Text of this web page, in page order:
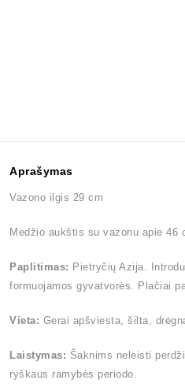
Aprašymas
Vazono ilgis 29 cm
Medžio aukštis su vazonu apie 46
Paplitimas: Pietryčių Azija.
formuojamos gyvatvorės. Plačiai
Vieta: Gerai apšviesta, šilta,
Laistymas: Šaknims neleisti
ryškaus ramybės periodo.